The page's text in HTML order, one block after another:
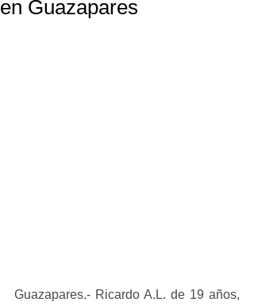
en Guazapares
Guazapares.- Ricardo A.L. de 19 años,